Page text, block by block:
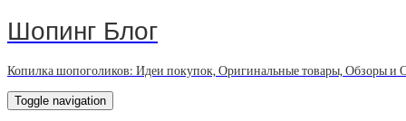
Шопинг Блог
Копилка шопоголиков: Идеи покупок, Оригинальные товары, Обзоры и
Toggle navigation